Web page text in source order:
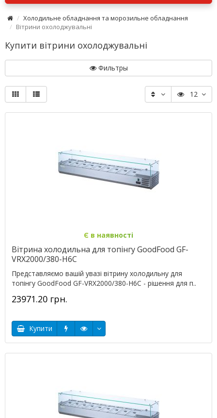
Холодильне обладнання та морозильне обладнання
Вітрини охолоджувальні
Купити вітрини охолоджувальні
Фильтры
12
Є в наявності
Вітрина холодильна для топінгу GoodFood GF-
VRX2000/380-H6C
Представляємо вашій увазі вітрину холодильну для
топінгу GoodFood GF-VRX2000/380-H6C - рішення для п..
23971.20 грн.
Купити